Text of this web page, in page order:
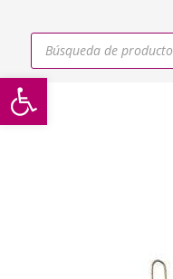
Abrir barra de herramientas
Búsqueda
productos